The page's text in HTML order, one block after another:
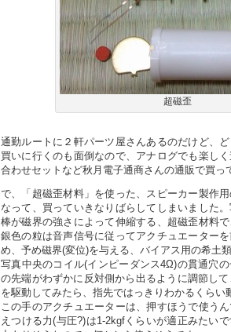
超磁歪
通勤ルートに２軒パーツ屋さんあるのだけど、
買いに行くのも面倒なので、アナログでも楽し
合わせセットなど秋月電子通商さんの通販で買っ
で、「超磁歪材料」を使った、 スピーカー製作
なって、買っていきなりばらしてしまいました
棒が磁界の強さによって伸縮する、超磁歪材料
銀色の粒は音声信号に従ってアクチュエーター
め、予め磁界(変位)を与える、バイアス用の希土
写真中央のコイル(インピーダンス4Ω)の貫通穴
の先端がわずかに反対側から出るように調節し
を駆動してみたら、指先ではっきりわかるくらい
この手のアクチュエーターは、押すほうで使う
えつける力(与圧?)は1-2kgfくらいが適正みたい